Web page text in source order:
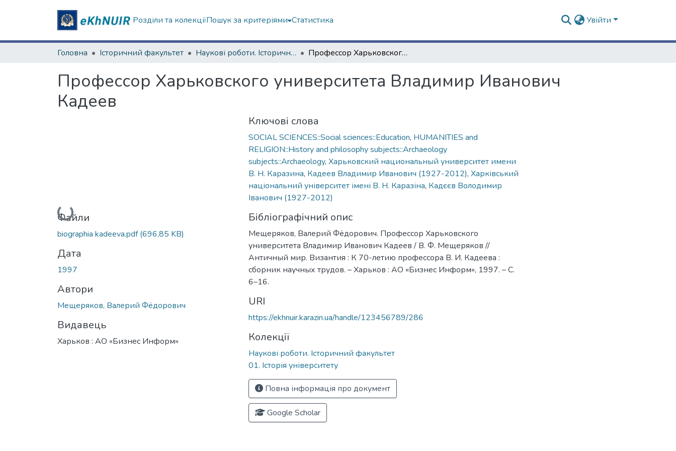
Розділи та колекціїПошук за критеріями Статистика Увійти
Головна Історичний факультет Наукові роботи. Історичний факультет Профессор Харьковского университета Владимир Иванович Кадеев
Профессор Харьковского университета Владимир Иванович
Кадеев
Вантажиться...
Файли
biographia kadeeva.pdf(696,85 KB)
Дата
1997
Автори
Мещеряков, Валерий Фёдорович
Видавець
Харьков : АО «Бизнес Информ»
Ключові слова
SOCIAL SCIENCES::Social sciences::Education, HUMANITIES and
RELIGION::History and philosophy subjects::Archaeology
subjects::Archaeology, Харьковский национальный университет имени
В. Н. Каразина, Кадеев Владимир Иванович (1927-2012), Харківський
національний університет імені В. Н. Каразіна, Кадєєв Володимир
Іванович (1927-2012)
Бібліографічний опис
Мещеряков, Валерий Фёдорович. Профессор Харьковского
университета Владимир Иванович Кадеев / В. Ф. Мещеряков //
Античный мир. Византия : К 70-летию профессора В. И. Кадеева :
сборник научных трудов. – Харьков : АО «Бизнес Информ», 1997. – C.
6–16.
URI
https://ekhnuir.karazin.ua/handle/123456789/286
Колекції
Наукові роботи. Історичний факультет
01. Історія університету
Повна інформація про документ
Google Scholar